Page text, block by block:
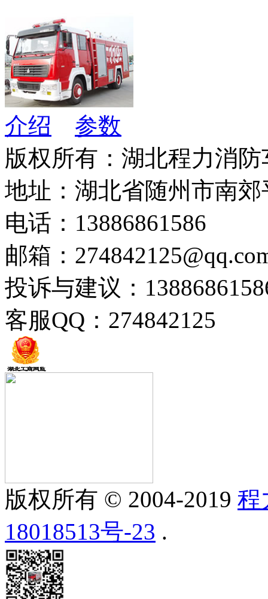
介绍
参数
版权所有：湖北程力消
地址：湖北省随州市南
电话：13886861586
邮箱：
投诉与建议：
客服QQ：274842125
版权所有 © 2004-2019 程
18018513号-23 .